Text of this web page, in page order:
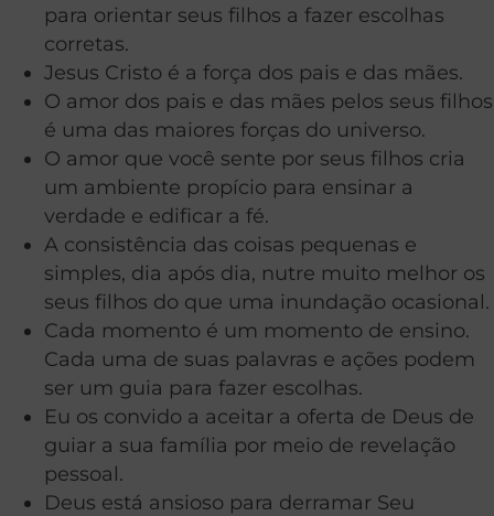
para orientar seus filhos a fazer escolhas
corretas.
Jesus Cristo é a força dos pais e das mães.
O amor dos pais e das mães pelos seus filhos
é uma das maiores forças do universo.
O amor que você sente por seus filhos cria
um ambiente propício para ensinar a
verdade e edificar a fé.
A consistência das coisas pequenas e
simples, dia após dia, nutre muito melhor os
seus filhos do que uma inundação ocasional.
Cada momento é um momento de ensino.
Cada uma de suas palavras e ações podem
ser um guia para fazer escolhas.
Eu os convido a aceitar a oferta de Deus de
guiar a sua família por meio de revelação
pessoal.
Deus está ansioso para derramar Seu